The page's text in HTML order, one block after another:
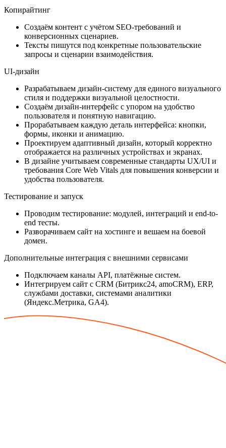
Копирайтинг
Создаём контент с учётом SEO-требований и
конверсионных сценариев.
Тексты пишутся под конкретные пользовательские
запросы и сценарии взаимодействия.
UI-дизайн
Разрабатываем дизайн-систему для единого визуального
стиля и поддержки визуальной целостности.
Создаём дизайн-интерфейс с упором на удобство
пользователя и понятную навигацию.
Прорабатываем каждую деталь интерфейса: кнопки,
формы, иконки и анимацию.
Проектируем адаптивный дизайн, который корректно
отображается на различных устройствах и экранах.
В дизайне учитываем современные стандарты UX/UI и
требования Core Web Vitals для повышения конверсии и
удобства пользователя.
Тестирование и запуск
Проводим тестирование: модулей, интеграций и end-to-
end тесты.
Разворачиваем сайт на хостинге и вешаем на боевой
домен.
Дополнительные интеграция с внешними сервисами
Подключаем каналы API, платёжные систем.
Интегрируем сайт с CRM (Битрикс24, amoCRM), ERP,
службами доставки, системами аналитики
(Яндекс.Метрика, GA4).